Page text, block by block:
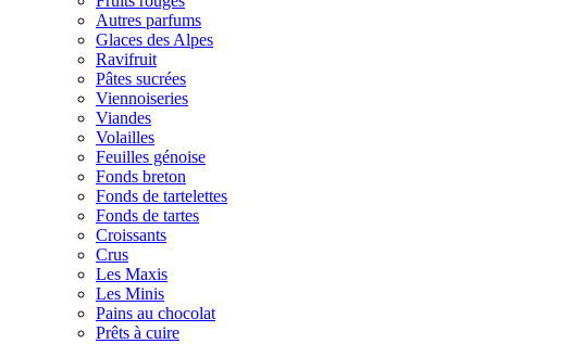
Autres parfums
Glaces des Alpes
Ravifruit
Pâtes sucrées
Viennoiseries
Viandes
Volailles
Feuilles génoise
Fonds breton
Fonds de tartelettes
Fonds de tartes
Croissants
Crus
Les Maxis
Les Minis
Pains au chocolat
Prêts à cuire